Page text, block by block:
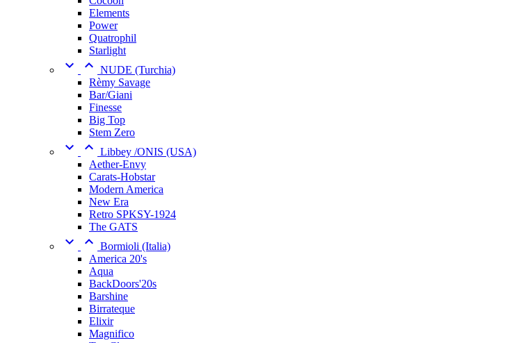
Elements
Power
Quatrophil
Starlight
  NUDE (Turchia)
Rèmy Savage
Bar/Giani
Finesse
Big Top
Stem Zero
  Libbey /ONIS (USA)
Aether-Envy
Carats-Hobstar
Modern America
New Era
Retro SPKSY-1924
The GATS
  Bormioli (Italia)
America 20's
Aqua
BackDoors'20s
Barshine
Birrateque
Elixir
Magnifico